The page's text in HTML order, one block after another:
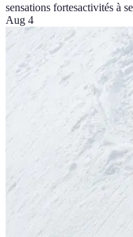
sensations fortesactivités à
Aug 4